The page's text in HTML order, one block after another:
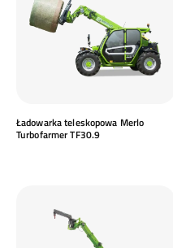
Ładowarka teleskopowa Merlo
Turbofarmer TF30.9